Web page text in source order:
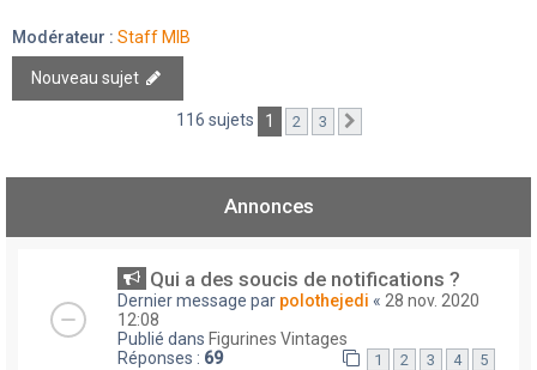
Modérateur : Staff MIB
Nouveau sujet
116 sujets 1 2 3
Annonces
Qui a des soucis de notifications ?
Dernier message par polothejedi « 28 nov. 2020
12:08
Publié dans Figurines Vintages
Réponses : 69 1 2 3 4 5